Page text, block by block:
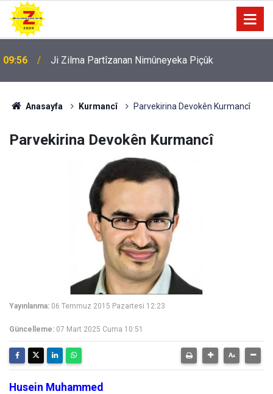
09:56 Ji Zilma Partîzanan Nimûneyeka Piçûk
Anasayfa Kurmancî Parvekirina Devokên Kurmancî
Parvekirina Devokên Kurmancî
Yayınlanma: 06 Temmuz 2015 Pazartesi 12:23
Güncelleme: 07 Mart 2025 Cuma 10:51
Husein Muhammed